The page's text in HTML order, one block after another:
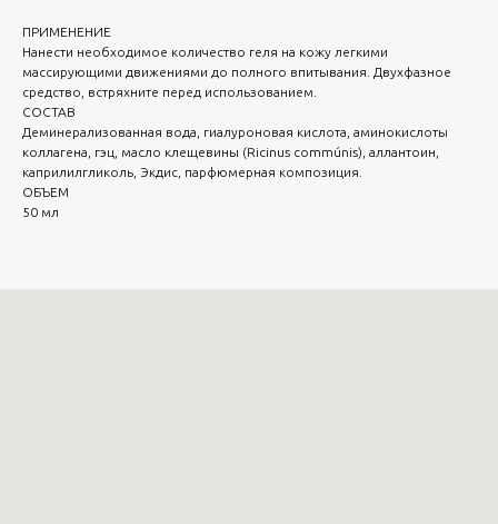
ПРИМЕНЕНИЕ
Нанести необходимое количество геля на кожу легкими
массирующими движениями до полного впитывания. Двухфазное
средство, встряхните перед использованием.
СОСТАВ
Деминерализованная вода, гиалуроновая кислота, аминокислоты
коллагена, гэц, масло клещевины (Ricinus commúnis), аллантоин,
каприлилгликоль, Экдис, парфюмерная композиция.
ОБЪЕМ
50 мл